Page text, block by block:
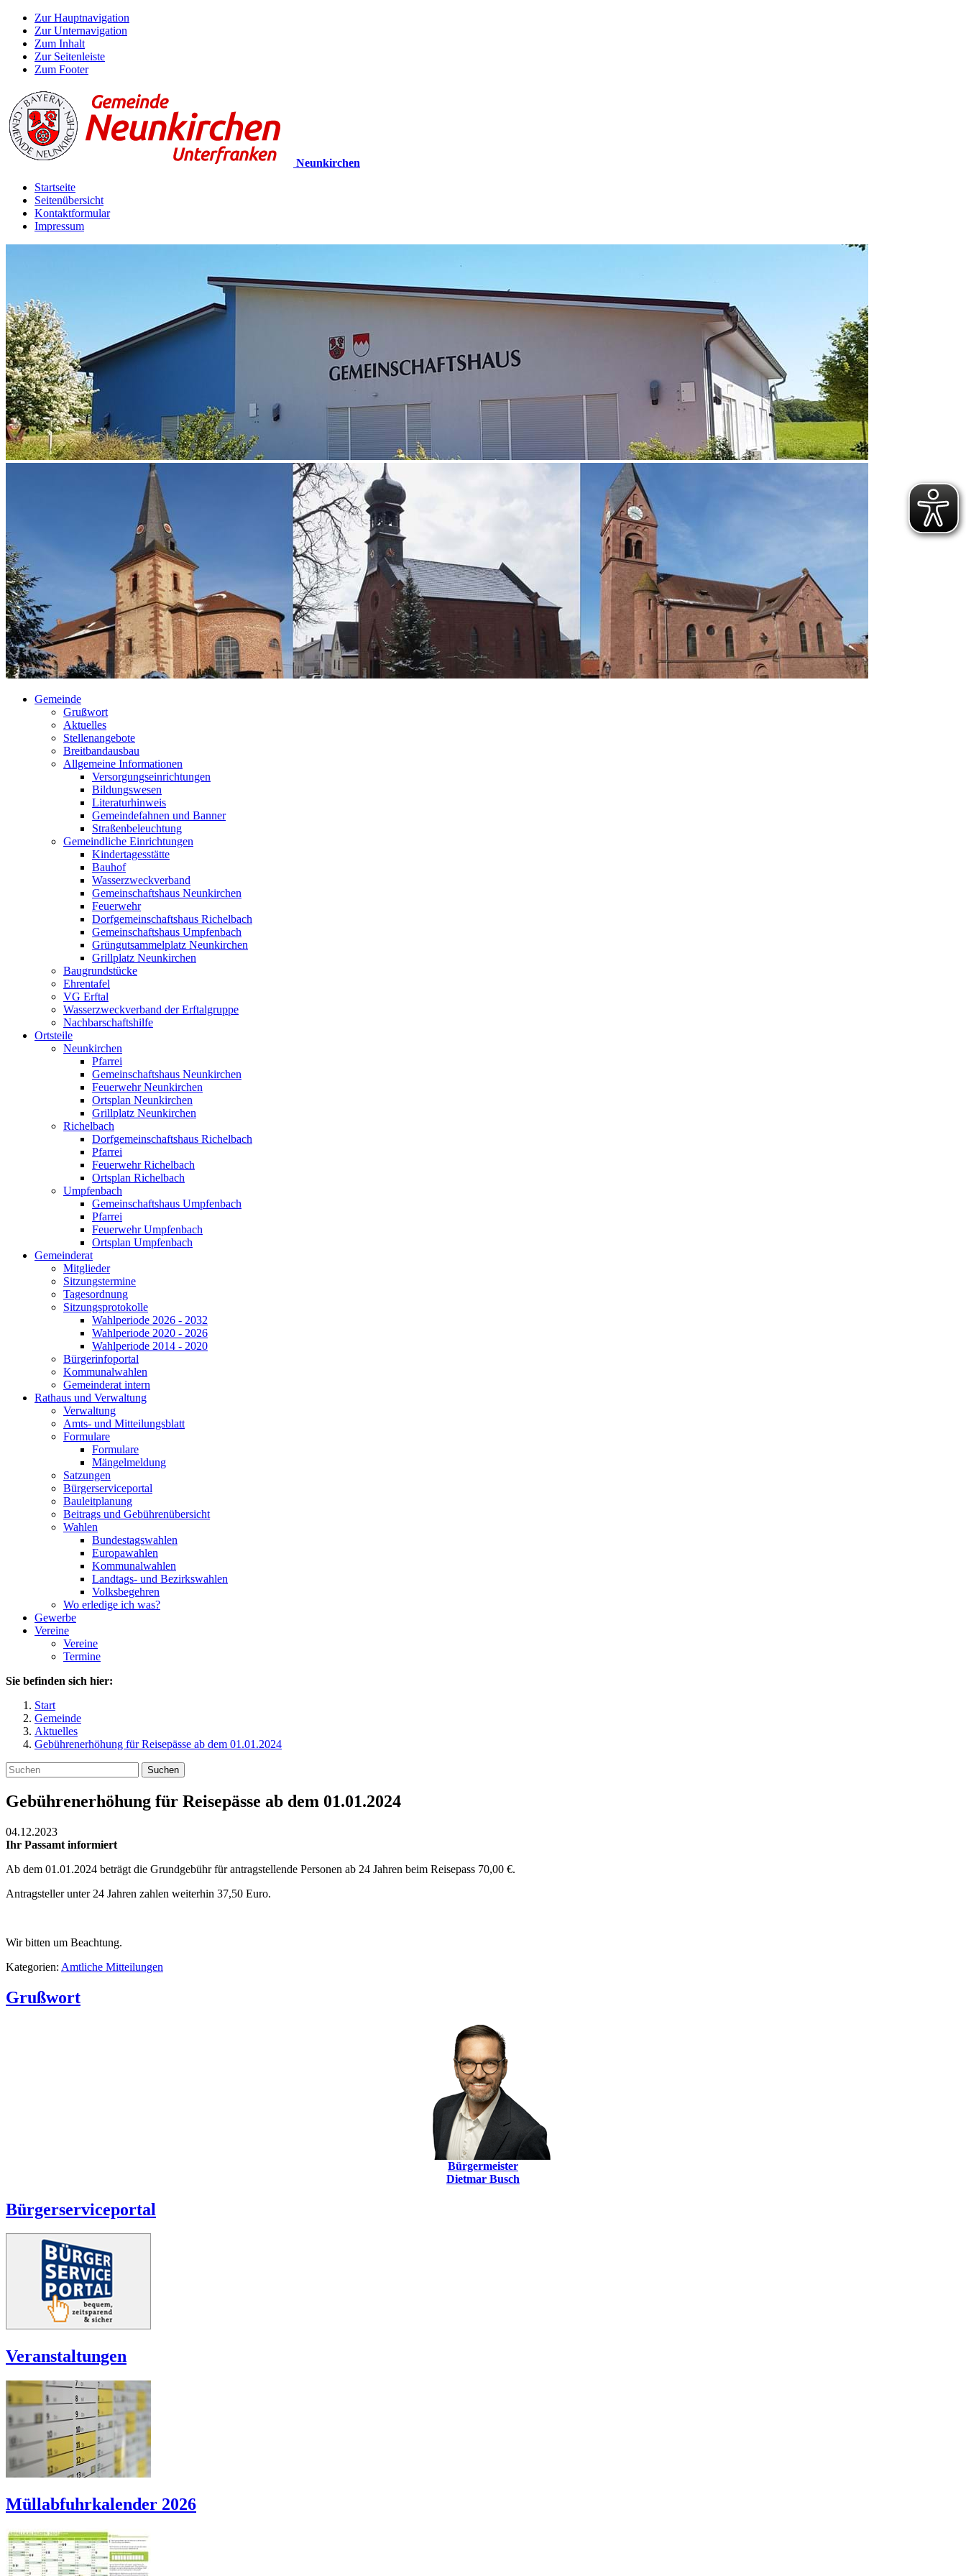
Zur Hauptnavigation
Zur Unternavigation
Zum Inhalt
Zur Seitenleiste
Zum Footer
Neunkirchen
Startseite
Seitenübersicht
Kontaktformular
Impressum
Gemeinde
Grußwort
Aktuelles
Stellenangebote
Breitbandausbau
Allgemeine Informationen
Versorgungseinrichtungen
Bildungswesen
Literaturhinweis
Gemeindefahnen und Banner
Straßenbeleuchtung
Gemeindliche Einrichtungen
Kindertagesstätte
Bauhof
Wasserzweckverband
Gemeinschaftshaus Neunkirchen
Feuerwehr
Dorfgemeinschaftshaus Richelbach
Gemeinschaftshaus Umpfenbach
Grüngutsammelplatz Neunkirchen
Grillplatz Neunkirchen
Baugrundstücke
Ehrentafel
VG Erftal
Wasserzweckverband der Erftalgruppe
Nachbarschaftshilfe
Ortsteile
Neunkirchen
Pfarrei
Gemeinschaftshaus Neunkirchen
Feuerwehr Neunkirchen
Ortsplan Neunkirchen
Grillplatz Neunkirchen
Richelbach
Dorfgemeinschaftshaus Richelbach
Pfarrei
Feuerwehr Richelbach
Ortsplan Richelbach
Umpfenbach
Gemeinschaftshaus Umpfenbach
Pfarrei
Feuerwehr Umpfenbach
Ortsplan Umpfenbach
Gemeinderat
Mitglieder
Sitzungstermine
Tagesordnung
Sitzungsprotokolle
Wahlperiode 2026 - 2032
Wahlperiode 2020 - 2026
Wahlperiode 2014 - 2020
Bürgerinfoportal
Kommunalwahlen
Gemeinderat intern
Rathaus und Verwaltung
Verwaltung
Amts- und Mitteilungsblatt
Formulare
Formulare
Mängelmeldung
Satzungen
Bürgerserviceportal
Bauleitplanung
Beitrags und Gebührenübersicht
Wahlen
Bundestagswahlen
Europawahlen
Kommunalwahlen
Landtags- und Bezirkswahlen
Volksbegehren
Wo erledige ich was?
Gewerbe
Vereine
Vereine
Termine
Sie befinden sich hier:
Start
Gemeinde
Aktuelles
Gebührenerhöhung für Reisepässe ab dem 01.01.2024
Suchen
Gebührenerhöhung für Reisepässe ab dem 01.01.2024
04.12.2023
Ihr Passamt informiert
Ab dem 01.01.2024 beträgt die Grundgebühr für antragstellende Personen ab 24 Jahren beim Reisepass 70,00 €.
Antragsteller unter 24 Jahren zahlen weiterhin 37,50 Euro.
Wir bitten um Beachtung.
Kategorien: Amtliche Mitteilungen
Grußwort
Bürgermeister
Dietmar Busch
Bürgerserviceportal
Veranstaltungen
Müllabfuhrkalender 2026